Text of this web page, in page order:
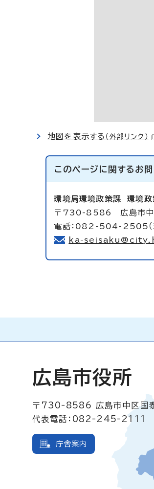
地図を表示する （外部リンク）
このページに関する お
環境局環境政策課環境政
〒730-8586 広島市中
電話：082-504-2505
ka-
広島市役所
〒730-8586
広島市中区国
代表電話：082-245-2111
庁舎案内